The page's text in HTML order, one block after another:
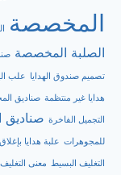
المخصصة
الصلبة المخصصة
تصميم صندوق الهدايا علب
هدايا غير منتظمة صناديق
التجميل الفاخرة صناديق
للمجوهرات علبة هدايا
التغليف البسيط معنى